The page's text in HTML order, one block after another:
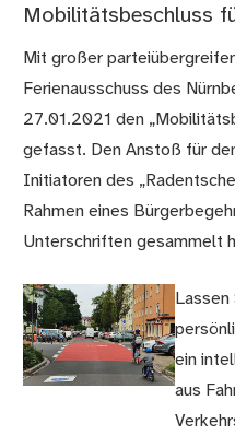
Mobilitätsbeschluss
Mit großer
Ferienausschuss des
27.01.2021 den
gefasst. Den Anstoß für
Initiatoren des
Rahmen eines
Unterschriften gesammelt
ein
aus